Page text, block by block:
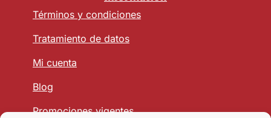
Términos y condiciones
Tratamiento de datos
Mi cuenta
Blog
Promociones vigentes